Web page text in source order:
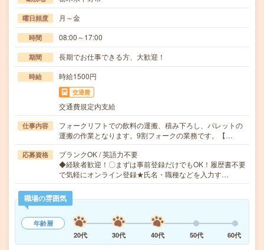
曜日頻度 月～金
時間 08:00～17:00
期間 長期でお仕事できる方、大歓迎！
時給 時給1500円
交通費
交通費規定内支給
仕事内容
フォークリフトでの飲料の運搬、積み下ろし、パレットの
運搬の作業となります。9割フォークの業務です。【…
応募資格
ブランクOK / 英語力不要
◆経験者歓迎！〇まずは事前登録だけでもOK！履歴書不要
で気軽にオンライン登録★氏名・職種などを入力す…
職場の雰囲気
年齢層
20代
30代 40代 50代 60代